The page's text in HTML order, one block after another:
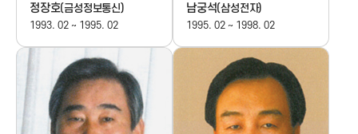
a
정장호(금성정보통신)
1993. 02 ~ 1995. 02
남궁석(삼성전자)
1995. 02 ~ 1998. 02